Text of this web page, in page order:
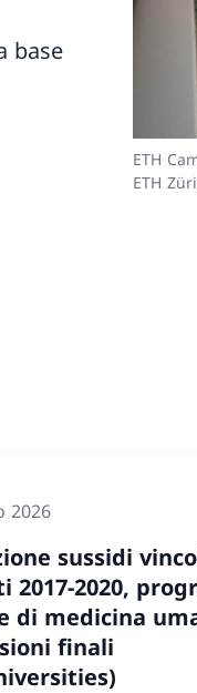
base
ETH
ETH
2026
sussidi
2017-2020,
di medicina
finali